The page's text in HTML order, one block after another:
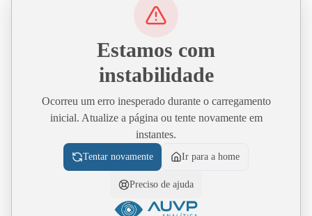
Estamos com
instabilidade
Ocorreu um erro inesperado durante o carregamento
inicial. Atualize a página ou tente novamente em
instantes.
Tentar novamente Ir para a home
Preciso de ajuda